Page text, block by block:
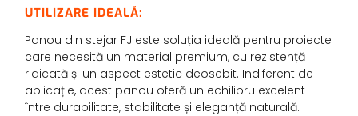
UTILIZARE IDEALĂ:
Panou din stejar FJ este soluția ideală pentru proiecte
care necesită un material premium, cu rezistență
ridicată și un aspect estetic deosebit. Indiferent de
aplicație, acest panou oferă un echilibru excelent
între durabilitate, stabilitate și eleganță naturală.